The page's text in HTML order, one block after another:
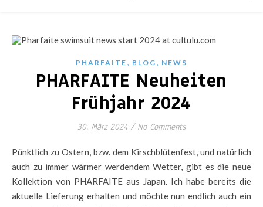
PHARFAITE , BLOG , NEWS
PHARFAITE Neuheiten
Frühjahr 2024
30. März 2024 / No Comments
Pünktlich zu Ostern, bzw. dem Kirschblütenfest, und natürlich
auch zu immer wärmer werdendem Wetter, gibt es die neue
Kollektion von PHARFAITE aus Japan. Ich habe bereits die
aktuelle Lieferung erhalten und möchte nun endlich auch ein